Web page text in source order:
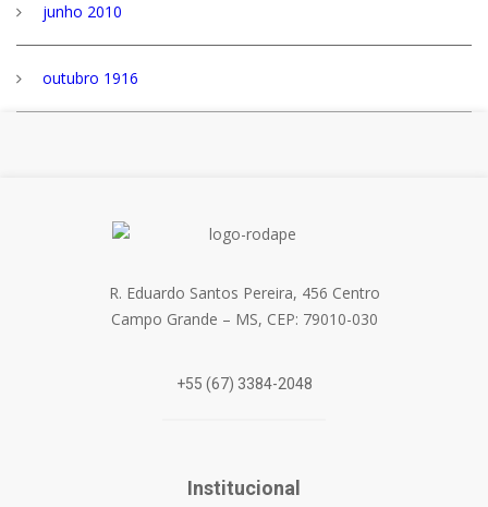
junho 2010
outubro 1916
R. Eduardo Santos Pereira, 456 Centro
Campo Grande – MS, CEP: 79010-030
+55 (67) 3384-2048
Institucional